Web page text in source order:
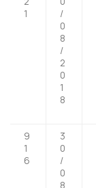
1
/
0
8
/
2
0
1
8
9
1
6
3
0
/
0
8